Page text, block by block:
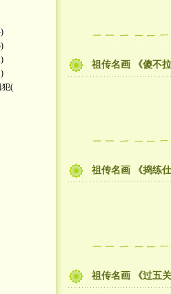
犯(
祖传名画 《傻不
祖传名画 《捣练
祖传名画 《过五